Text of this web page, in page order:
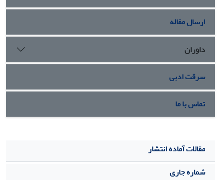
ارسال مقاله
داوران
سرقت ادبی
تماس با ما
مقالات آماده انتشار
شماره جاری